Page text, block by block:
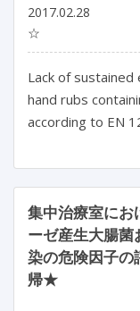
2017.02.28
☆
Lack of
hand rubs
according to EN
集中治療室にお
ーゼ産生大腸菌
染の危険因子の
帰★